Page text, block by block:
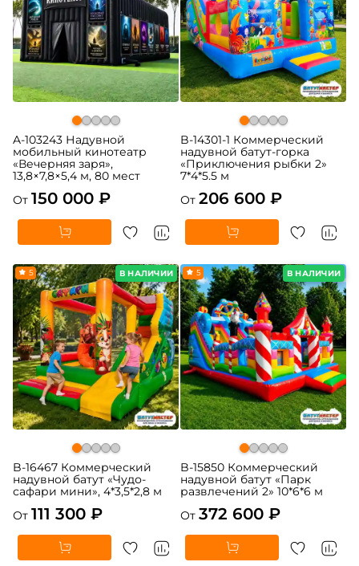
A-103243 Надувной
мобильный кинотеатр
«Вечерняя заря»,
13,8×7,8×5,4 м, 80 мест
От 150 000 ₽
B-14301-1 Коммерческий
надувной батут-горка
«Приключения рыбки 2»
7*4*5.5 м
От 206 600 ₽
В НАЛИЧИИ
5
B-16467 Коммерческий
надувной батут «Чудо-
сафари мини», 4*3,5*2,8 м
От 111 300 ₽
В НАЛИЧИИ
5
B-15850 Коммерческий
надувной батут «Парк
развлечений 2» 10*6*6 м
От 372 600 ₽